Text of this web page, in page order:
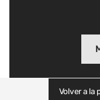
Volver a la